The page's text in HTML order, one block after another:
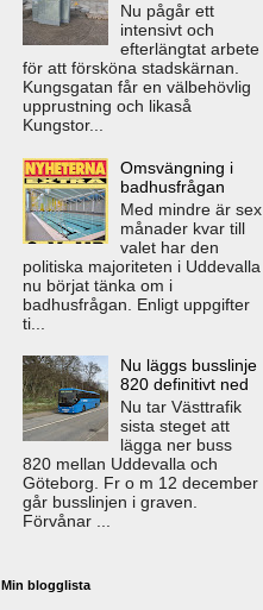
Nu pågår ett
intensivt och
efterlängtat arbete
för att försköna stadskärnan.
Kungsgatan får en välbehövlig
upprustning och likaså
Kungstor...
Omsvängning i
badhusfrågan
Med mindre är sex
månader kvar till
valet har den
politiska majoriteten i Uddevalla
nu börjat tänka om i
badhusfrågan. Enligt uppgifter
ti...
Nu läggs busslinje
820 definitivt ned
Nu tar Västtrafik
sista steget att
lägga ner buss
820 mellan Uddevalla och
Göteborg. Fr o m 12 december
går busslinjen i graven.
Förvånar ...
Min blogglista